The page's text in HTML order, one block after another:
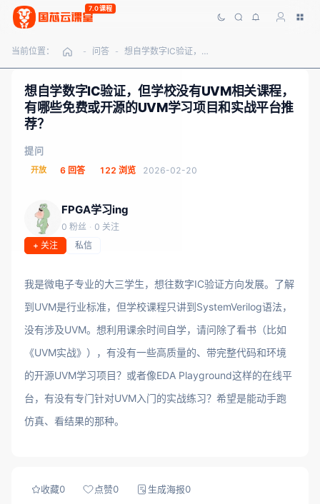
7.0课程
当前位置： - 问答 - 想自学数字IC验证，但学校没有UVM相关课程，有哪些免费或开源的UVM学习项目和实战平台推荐？
想自学数字IC验证，但学校没有UVM相关课程，
有哪些免费或开源的UVM学习项目和实战平台推
荐？
提问
开放 6 回答 122 浏览 2026-02-20
FPGA学习ing
0 粉丝 · 0 关注
+ 关注
私信
我是微电子专业的大三学生，想往数字IC验证方向发展。了解
到UVM是行业标准，但学校课程只讲到SystemVerilog语法，
没有涉及UVM。想利用课余时间自学，请问除了看书（比如
《UVM实战》），有没有一些高质量的、带完整代码和环境
的开源UVM学习项目？或者像EDA Playground这样的在线平
台，有没有专门针对UVM入门的实战练习？希望是能动手跑
仿真、看结果的那种。
收藏0 点赞0 生成海报0